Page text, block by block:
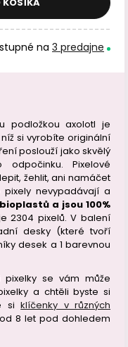
na 3 predajne
podložkou axolotl je
si vyrobíte originální
poslouží jako skvělý
odpočinku. Pixelové
žehlit, ani namáčet
nevypadávají a
a jsou 100%
2304 pixelů. V balení
desky (které tvoří
desek a 1 barevnou
se vám může
a chtěli byste si
siklíčenky v různých
8 let pod dohledem